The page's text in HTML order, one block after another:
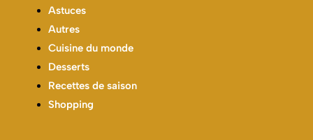
Astuces
Autres
Cuisine du monde
Desserts
Recettes de saison
Shopping